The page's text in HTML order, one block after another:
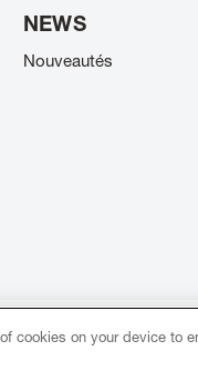
NEWS
Nouveautés
Mentions légales
cookies on your device to